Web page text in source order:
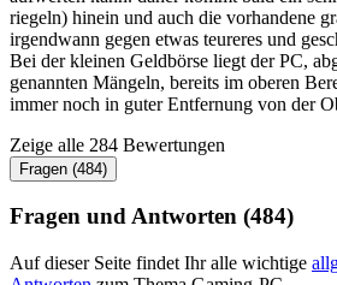
riegeln) hinein und auch die vorhandene
irgendwann gegen etwas teureres und
Bei der kleinen Geldbörse liegt der PC,
genannten Mängeln, bereits im oberen
immer noch in guter Entfernung von der
Zeige alle 284 Bewertungen
Fragen (484)
Fragen und Antworten (484)
Auf dieser Seite findet Ihr alle wichtige